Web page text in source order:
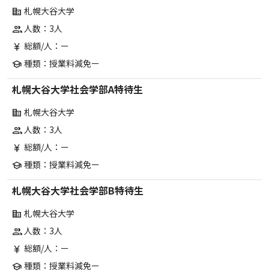
corporate_fare 札幌大谷大学
group人数：3人
currency_yen 総額/人：ー
school 種類：授業料減免ー
札幌大谷大学社会学部A特待生
corporate_fare 札幌大谷大学
group人数：3人
currency_yen 総額/人：ー
school 種類：授業料減免ー
札幌大谷大学社会学部B特待生
corporate_fare 札幌大谷大学
group人数：3人
currency_yen 総額/人：ー
school 種類：授業料減免ー